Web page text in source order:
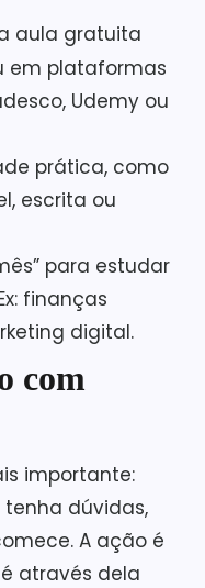
aula gratuita
em plataformas
Udemy ou
prática, como
escrita ou
para estudar
finanças
digital.
com
importante:
dúvidas,
A ação é
através dela